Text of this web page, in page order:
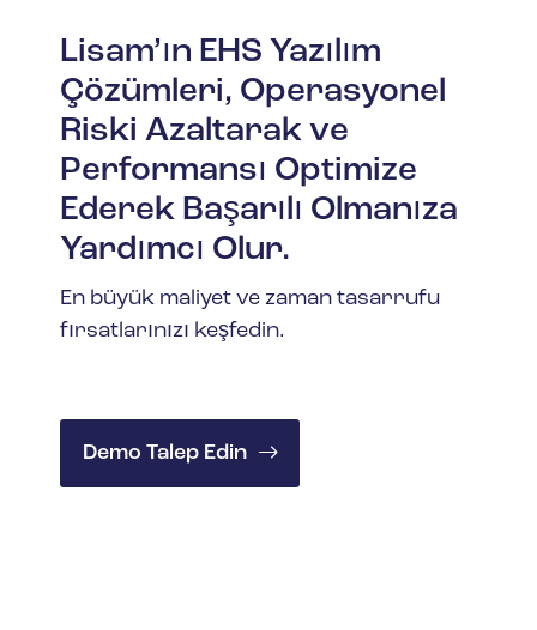
Lisam’ın EHS Yazılım
Çözümleri, Operasyonel
Riski Azaltarak ve
Performansı Optimize
Ederek Başarılı Olmanıza
Yardımcı Olur.
En büyük maliyet ve zaman tasarrufu
fırsatlarınızı keşfedin.
Demo Talep Edin